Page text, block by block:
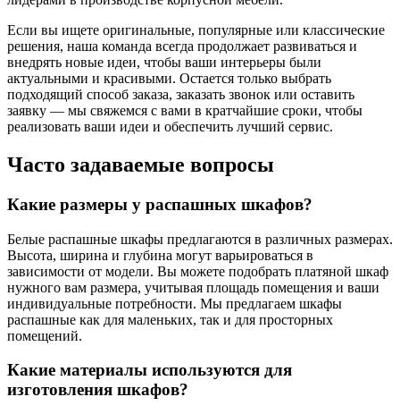
Если вы ищете оригинальные, популярные или классические
решения, наша команда всегда продолжает развиваться и
внедрять новые идеи, чтобы ваши интерьеры были
актуальными и красивыми. Остается только выбрать
подходящий способ заказа, заказать звонок или оставить
заявку — мы свяжемся с вами в кратчайшие сроки, чтобы
реализовать ваши идеи и обеспечить лучший сервис.
Часто задаваемые вопросы
Какие размеры у распашных шкафов?
Белые распашные шкафы предлагаются в различных размерах.
Высота, ширина и глубина могут варьироваться в
зависимости от модели. Вы можете подобрать платяной шкаф
нужного вам размера, учитывая площадь помещения и ваши
индивидуальные потребности. Мы предлагаем шкафы
распашные как для маленьких, так и для просторных
помещений.
Какие материалы используются для
изготовления шкафов?